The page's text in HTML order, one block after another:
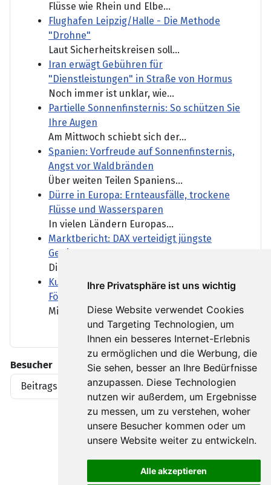
Ihre Privatsphäre ist uns wichtig
Diese Website verwendet Cookies
und Targeting Technologien, um
Ihnen ein besseres Internet-Erlebnis
zu ermöglichen und die Werbung, die
Sie sehen, besser an Ihre Bedürfnisse
anzupassen. Diese Technologien
nutzen wir außerdem, um Ergebnisse
zu messen, um zu verstehen, woher
unsere Besucher kommen oder um
unsere Website weiter zu entwickeln.
Alle akzeptieren
Flüsse wie Rhein und Elbe...
Flughafen Leipzig/Halle - Die Methode
"Drohne"
Laut Sicherheitskreisen soll...
Iran erwägt Gebühren für
"Dienstleistungen" in Straße von Hormus
Noch immer ist unklar, wie...
Partielle Sonnenfinsternis: So schützen Sie
Ihre Augen
Am Mittwoch schiebt sich der...
Spanien: Vorfreude auf Sonnenfinsternis,
Angst vor Waldbränden
Über weiten Teilen Spaniens...
Dürre in Europa: Ernteausfälle, trockene
Flüsse und Wassersparen
In vielen Ländern Europas...
Marktbericht: DAX verteidigt jüngste
Gewinne
Die Flut an Geschäftszahlen...
Kulturstaatsminister Weimer will mehr
Fördergelder für Gedenkstätten
Mit einer starken...
Besucher
Beitragsaufrufe
1919396